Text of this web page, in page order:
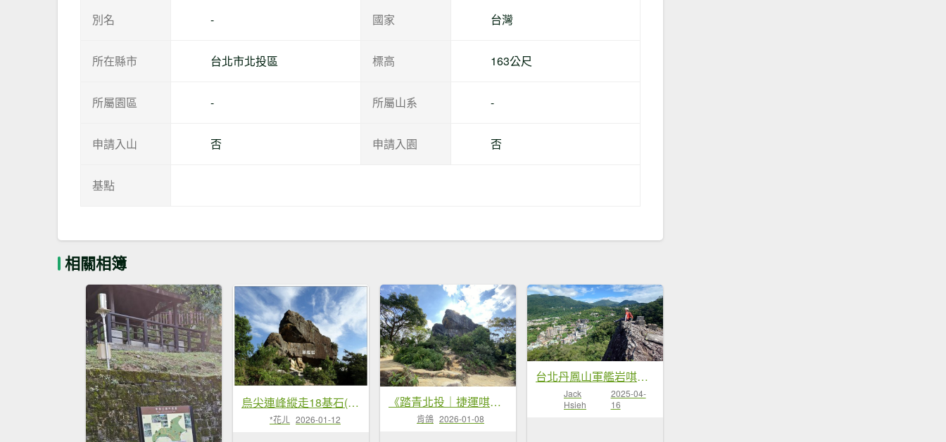
別名 - 國家 台灣
所在縣市 台北市北投區 標高 163公尺
所屬園區 - 所屬山系 -
申請入山 否 申請入園 否
基點
相關相簿
烏尖連峰縱走18基石(唭...
*花ㄦ 2026-01-12
《踏青北投｜捷運唭哩岸到...
肯鴿 2026-01-08
台北丹鳳山軍艦岩唭哩岸山...
Jack
Hsieh
2025-04-
16